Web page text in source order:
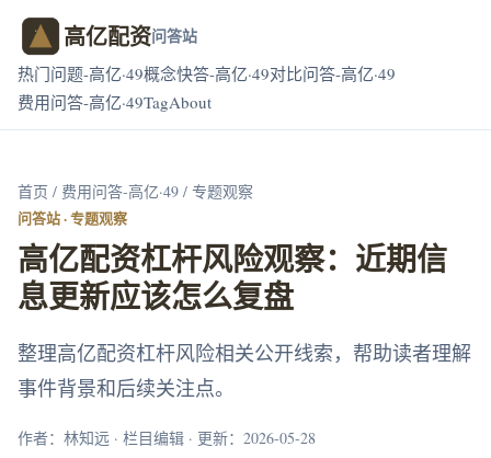
高亿配资问答站
热门问题-高亿·49概念快答-高亿·49对比问答-高亿·49
费用问答-高亿·49TagAbout
首页 / 费用问答-高亿·49 / 专题观察
问答站 · 专题观察
高亿配资杠杆风险观察：近期信
息更新应该怎么复盘
整理高亿配资杠杆风险相关公开线索，帮助读者理解
事件背景和后续关注点。
作者：林知远 · 栏目编辑 · 更新：2026-05-28